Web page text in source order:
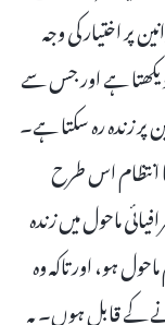
پر اختیار کی وجہ
ہے اور جس سے
زندہ رہ سکتا ہے۔
انتظام اس طرح
ماحول میں زندہ
ہو، اور تاکہ وہ
کے قابل ہوں۔ یہ